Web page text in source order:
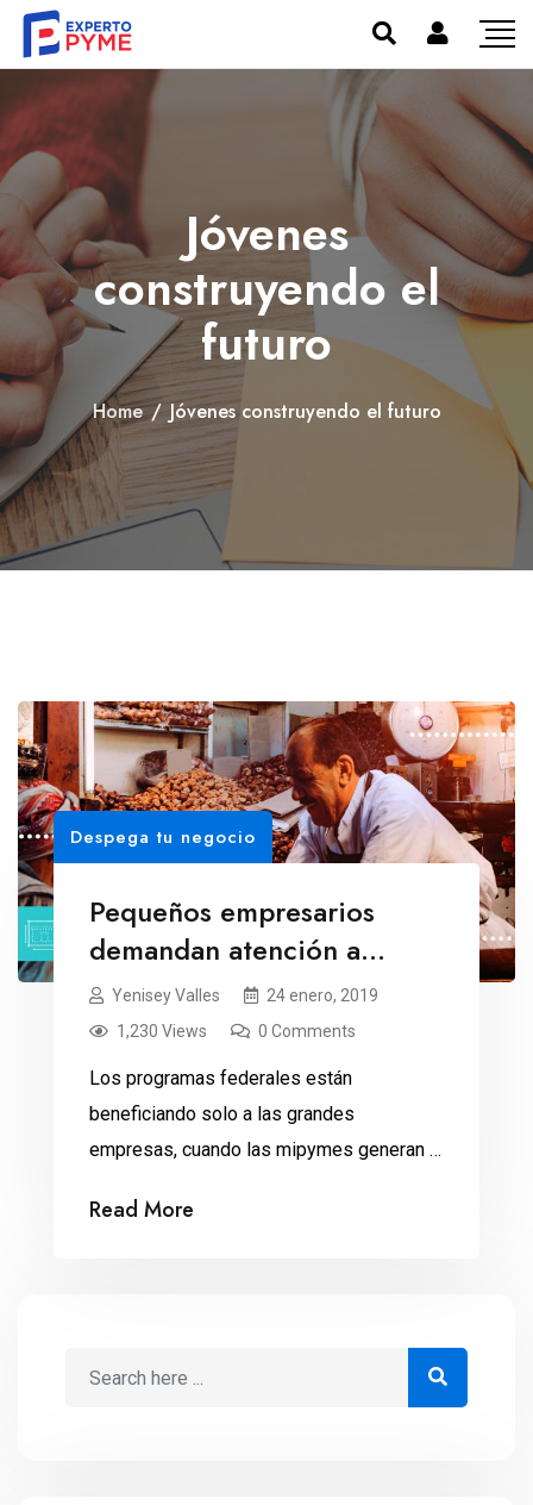
Jóvenes
construyendo el
futuro
Home / Jóvenes construyendo el futuro
Despega tu negocio
Pequeños empresarios
demandan atención a
AMLO
Yenisey Valles
24 enero, 2019
1,230 Views
0 Comments
Los programas federales están
beneficiando solo a las grandes
empresas, cuando las mipymes generan la
Asociación Latinoamericana de Micros,
Read More